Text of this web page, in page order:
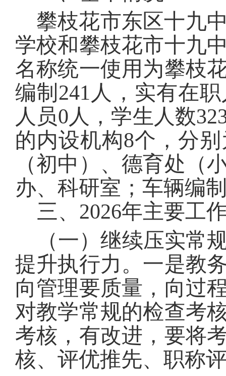
攀枝花市东区十九
学校和攀枝花市十九
名称统一使用为攀枝
编制 241 人，实有在
人员0人，学生人数
的内设机构8个，分
（初中）、德育处（
办、科研室；车辆编
三、2026年主要工
（一）继续压实常
提升执行力。一是教
向管理要质量，向过
对教学常规的检查考
考核，有改进，要将
核、评优推先、职称